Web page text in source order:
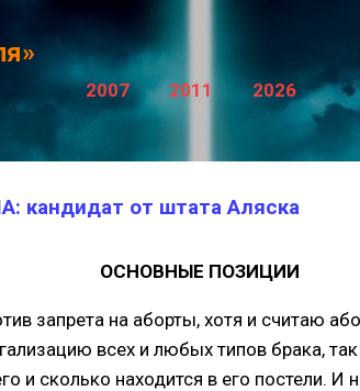
2007 2011 2026
кандидат от штата Аляска
ОСНОВНЫЕ ПОЗИЦИИ
запрета на аборты, хотя и считаю
всех и любых типов брака,
и сколько находится в его постели. И